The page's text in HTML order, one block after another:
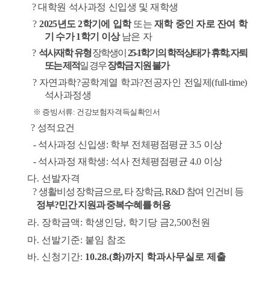
? 대학원 석사과정 신입생 및 재학생
? 2025년도 2학기에 입학 또는 재학 중인 자로 잔여 학
기 수가 1학기 이상 남은 자
? 석사재학 유형장학생이 25-1학기의 학적상태가 휴학, 자퇴
또는 제적일 경우 장학금 지원 불가
? 자연과학?공학계열 학과?전공자인 전일제
석사과정생
※ 증빙서류: 건강보험자격득실확인서
? 성적요건
- 석사과정 신입생: 학부 전체평점평균 3.5 이상
- 석사과정 재학생: 석사 전체평점평균 4.0 이상
다. 선발자격
? 생활비성 장학금으로, 타 장학금, R&D
참여 인건비 등
정부?민간 지원과 중복수혜를 허용
라. 장학금액: 학생인당, 학기당 금2,500천원
마. 선발기준: 붙임 참조
바. 신청기간: 10.28.(화)까지 학과사무실로 제출